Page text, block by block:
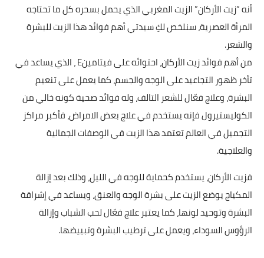
أنه “زيت الأركان” الزيت المغربي الذي يحمل بسحره كل ما تحتاجه
المرأة العصرية، سنلخص لكِ سيدتي أهم فوائد هذا الزيت للبشرة
والشعر.
من أهم فوائد زيت الأركان، احتوائه على فيتامينE ، الذي يساعد في
تأخر ظهور التجاعيد على الوجه والجسم، كما يعمل على تنعيم
البشرة، وعلاج فعّال للشعر التالف، وله فوائد صحية كونه خالي من
الكوليستيرول فإنه يستخدم في علاج بعض الامراض، فأكبر مراكز
التجميل في العالم تعتمد هذا الزيت في الوصفات الجمالية
والعلاجية.
فزيت الأركان، يستخدم كحماية للوجه في الليل، وذلك بعد إزالة
المكياج يوضع الزيت على بشرة الوجه والعنق، ويساعد في إشراقة
البشرة وتوحيد لونها، كما يعتبر علاج فعّال لحب الشباب وإزالة
الرؤوس السوداء، ويعمل على ترطيب البشرة وتبييضها.